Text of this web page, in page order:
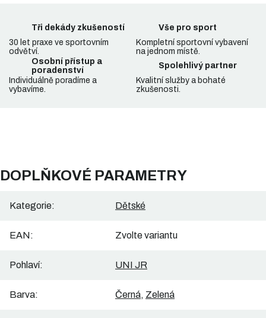
Tři dekády zkušeností
30 let praxe ve sportovním
odvětví.
Vše pro sport
Kompletní sportovní vybavení
na jednom místě.
Osobní přístup a
poradenství
Individuálně poradíme a
vybavíme.
Spolehlivý partner
Kvalitní služby a bohaté
zkušenosti.
DOPLŇKOVÉ PARAMETRY
Kategorie: Dětské
EAN: Zvolte variantu
Pohlaví: UNI JR
Barva: Černá, Zelená